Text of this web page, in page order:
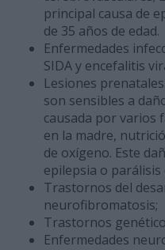
principal causa de
de 35 años de edad.
Enfermedades
SIDA y encefalitis
Lesiones
son sensibles a
causada por varios
en la madre,
de oxígeno. Este
epilepsia o parálisis
Trastornos del
neurofibromatosis;
Trastornos
Enfermedades